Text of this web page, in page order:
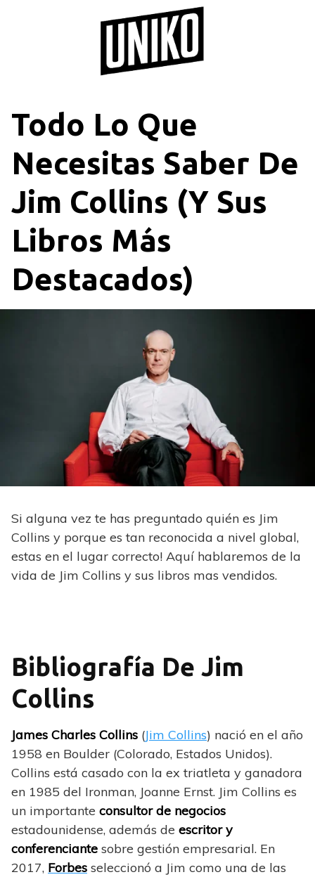
Todo Lo Que
Necesitas Saber De
Jim Collins (Y Sus
Libros Más
Destacados)
Si alguna vez te has preguntado quién es Jim
Collins y porque es tan reconocida a nivel global,
estas en el lugar correcto! Aquí hablaremos de la
vida de Jim Collins y sus libros mas vendidos.
Bibliografía De Jim
Collins
James Charles Collins (Jim Collins) nació en el año
1958 en Boulder (Colorado, Estados Unidos).
Collins está casado con la ex triatleta y ganadora
en 1985 del Ironman, Joanne Ernst. Jim Collins es
un importante consultor de negocios
estadounidense, además de escritor y
conferenciante sobre gestión empresarial. En
2017, Forbes seleccionó a Jim como una de las